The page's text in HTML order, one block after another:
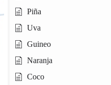
Piña
Uva
Guineo
Naranja
Coco